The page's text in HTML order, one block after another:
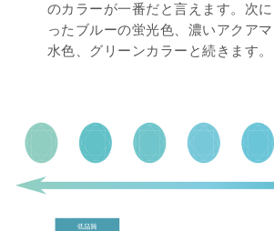
のカラーが一番だと言えます。次
ったブルーの蛍光色、濃いアクア
水色、グリーンカラーと続きます。